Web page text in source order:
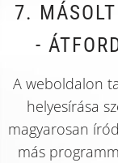
7.
-
A weboldalon
helyesírása
magyarosan
más